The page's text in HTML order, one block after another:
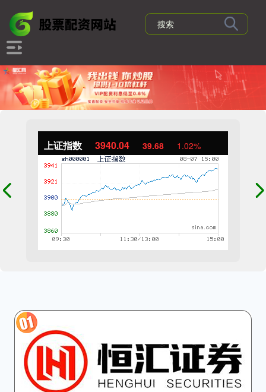
上证指数 3940.04 39.68 1.02%